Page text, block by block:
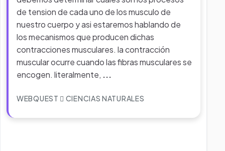
de tension de cada uno de los musculo de
nuestro cuerpo y asi estaremos hablando de
los mecanismos que producen dichas
contracciones musculares. la contracción
muscular ocurre cuando las fibras musculares se
encogen. literalmente, ...
WEBQUEST CIENCIAS NATURALES